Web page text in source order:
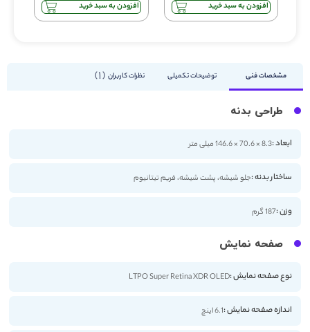
افزودن به سبد خرید افزودن به سبد خرید
مشخصات فنی توضیحات تکمیلی نظرات کاربران 1
طراحی بدنه
ابعاد :8.3 × 70.6 × 146.6 میلی متر
ساختار بدنه :جلو شیشه، پشت شیشه، فریم تیتانیوم
وزن :187 گرم
صفحه نمایش
نوع صفحه نمایش :LTPO Super Retina XDR OLED
اندازه صفحه نمایش :6.1 اینچ